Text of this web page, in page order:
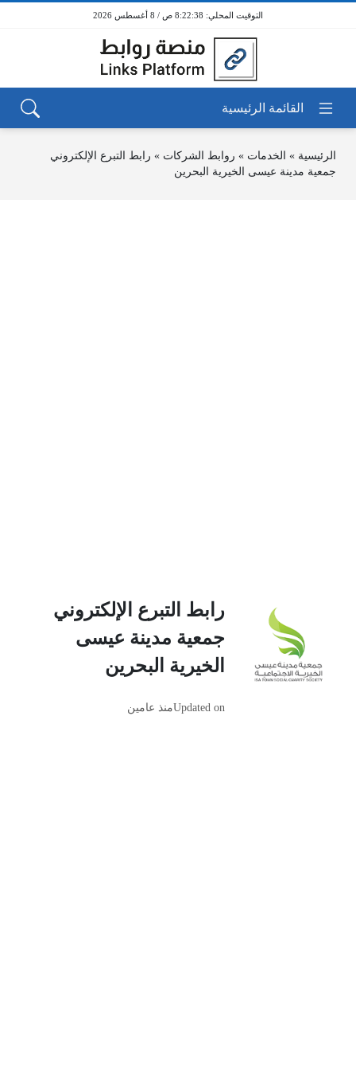
8:22:38 ص / 8 أغسطس 2026
الرئيسية » الخدمات » روابط الشركات » رابط التبرع الإلكتروني
جمعية مدينة عيسى الخيرية البحرين
رابط التبرع الإلكتروني
جمعية مدينة عيسى
الخيرية البحرين
Updated onمنذ عامين